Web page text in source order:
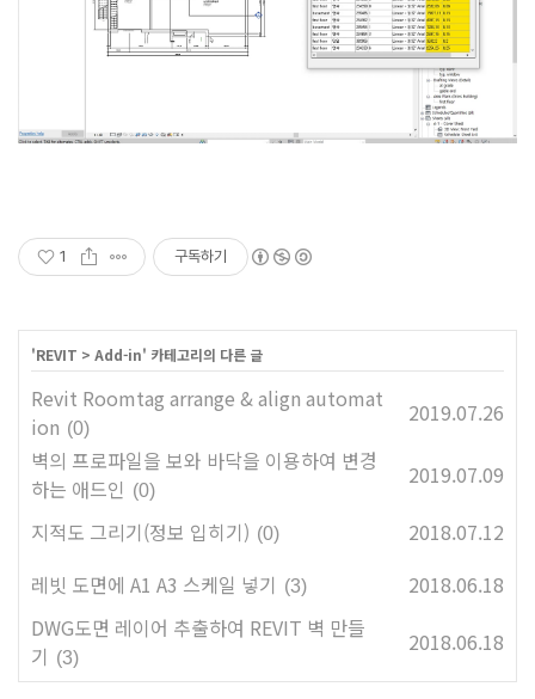
1 구독하기
'REVIT > Add-in' 카테고리의 다른 글
Revit Roomtag arrange & align automat
ion (0)
2019.07.26
벽의 프로파일을 보와 바닥을 이용하여 변경
하는 애드인 (0)
2019.07.09
지적도 그리기(정보 입히기) (0)
2018.07.12
레빗 도면에 A1 A3 스케일 넣기 (3)
2018.06.18
DWG도면 레이어 추출하여 REVIT 벽 만들
기 (3)
2018.06.18